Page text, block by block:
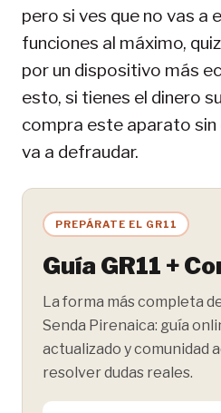
pero si ves que no vas a
funciones al máximo,
por un dispositivo más
esto, si tienes el dinero
compra este aparato
va a defraudar.
PREPÁRATE EL GR11
Guía GR11 +
La forma más completa
Senda Pirenaica: guía
actualizado y comunidad
resolver dudas reales.